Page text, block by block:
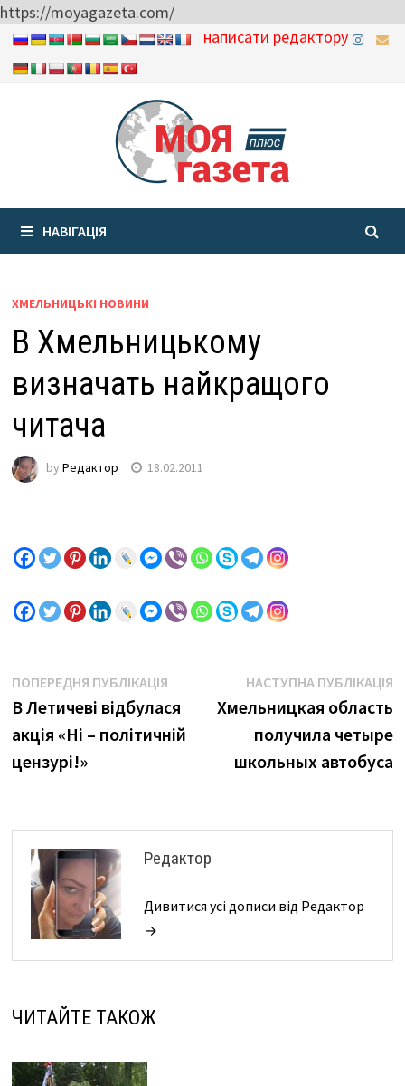
https://moyagazeta.com/
Skip
to
написати редактору
НАВІГАЦІЯ
ХМЕЛЬНИЦЬКІ НОВИНИ
В Хмельницькому
визначать найкращого
читача
by Редактор 18.02.2011
Навігація
записів
ПОПЕРЕДНЯ ПУБЛІКАЦІЯPrevious
post:
В Летичеві відбулася
акція «Ні – політичній
цензурі!»
НАСТУПНА ПУБЛІКАЦІЯ
Хмельницкая область
получила четыре
школьных автобуса
Редактор
Дивитися усі дописи від Редактор
→
ЧИТАЙТЕ ТАКОЖ